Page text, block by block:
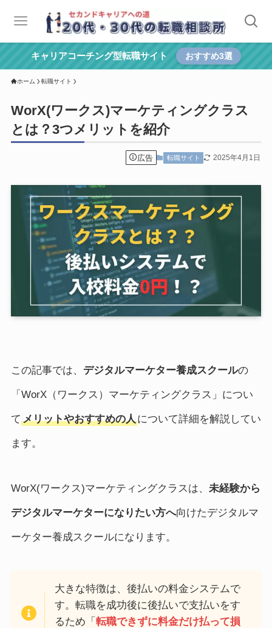
キャリアコーチング型転職サイト おすすめ3選
ホーム 転職サイト
WorX(ワークス)マーケティングクラス
とは？3つメリットを紹介
広告 転職サイト 2025年4月1日
この記事では、 デジタルマーケター養成スクールの
「WorX（ワークス）マーケティングクラス」につい
て メリットやおすすめの人について詳細を解説してい
ます。
WorX(ワークス)マーケティングクラスは、 未経験から
デジタルマーケターになりたい方へ向けたデジタルマ
ーケター養成スクールになります。
大きな特徴は、後払いの料金システムで
す。転職を成功後に後払いで支払いをす
るため「転職できずに料金だけ払って損